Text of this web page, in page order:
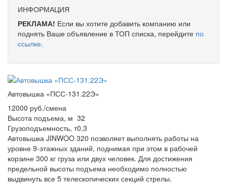
ИНФОРМАЦИЯ
РЕКЛАМА! Если вы хотите добавить компанию или
поднять Ваше объявление в ТОП списка, перейдите по
ссылке.
Автовышка «ПСС-131.22Э»
12000 руб./смена
Высота подъема, м 32
Грузоподъемность, т0,3
Автовышка JINWOO 320 позволяет выполнять работы на
уровне 9-этажных зданий, поднимая при этом в рабочей
корзине 300 кг груза или двух человек. Для достижения
предельной высоты подъема необходимо полностью
выдвинуть все 5 телескопических секций стрелы.